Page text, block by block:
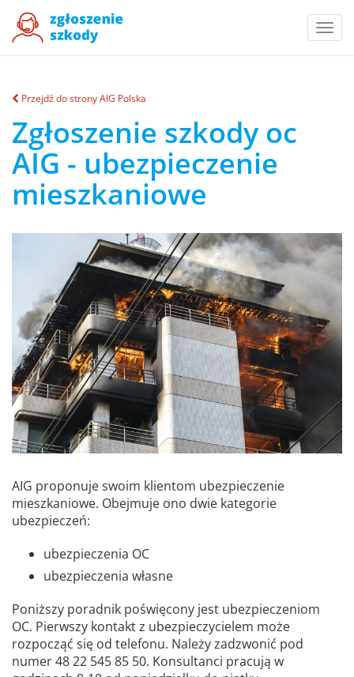
Przejdź do strony AIG Polska
Zgłoszenie szkody oc
AIG - ubezpieczenie
mieszkaniowe
AIG proponuje swoim klientom ubezpieczenie
mieszkaniowe. Obejmuje ono dwie kategorie
ubezpieczeń:
ubezpieczenia OC
ubezpieczenia własne
Poniższy poradnik poświęcony jest ubezpieczeniom
OC. Pierwszy kontakt z ubezpieczycielem może
rozpocząć się od telefonu. Należy zadzwonić pod
numer 48 22 545 85 50. Konsultanci pracują w